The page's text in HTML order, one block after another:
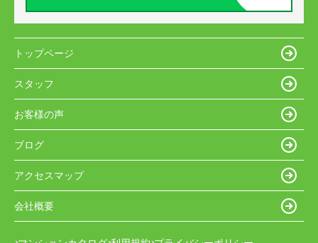
トップページ
スタッフ
お客様の声
ブログ
アクセスマップ
会社概要